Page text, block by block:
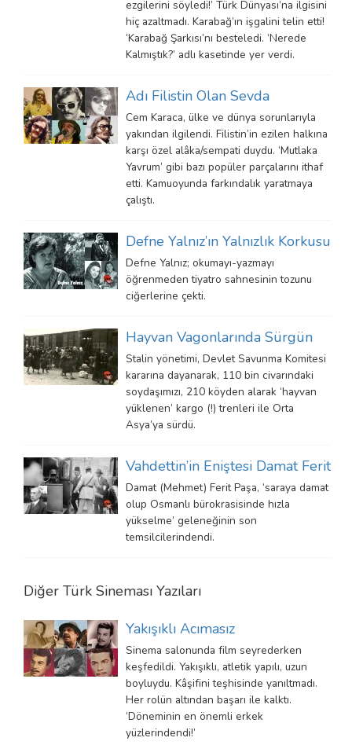
ezgilerini söyledi!’ Türk Dünyası’na ilgisini
hiç azaltmadı. Karabağ’ın işgalini telin etti!
‘Karabağ Şarkısı’nı besteledi. ‘Nerede
Kalmıştık?’ adlı kasetinde yer verdi.
Adı Filistin Olan Sevda
Cem Karaca, ülke ve dünya sorunlarıyla
yakından ilgilendi. Filistin’in ezilen halkına
karşı özel alâka/sempati duydu. ‘Mutlaka
Yavrum’ gibi bazı popüler parçalarını ithaf
etti. Kamuoyunda farkındalık yaratmaya
çalıştı.
Defne Yalnız’ın Yalnızlık Korkusu
Defne Yalnız; okumayı-yazmayı
öğrenmeden tiyatro sahnesinin tozunu
ciğerlerine çekti.
Hayvan Vagonlarında Sürgün
Stalin yönetimi, Devlet Savunma Komitesi
kararına dayanarak, 110 bin civarındaki
soydaşımızı, 210 köyden alarak ‘hayvan
yüklenen’ kargo (!) trenleri ile Orta
Asya’ya sürdü.
Vahdettin’in Eniştesi Damat Ferit
Damat (Mehmet) Ferit Paşa, ‘saraya damat
olup Osmanlı bürokrasisinde hızla
yükselme’ geleneğinin son
temsilcilerindendi.
Diğer Türk Sineması Yazıları
Yakışıklı Acımasız
Sinema salonunda film seyrederken
keşfedildi. Yakışıklı, atletik yapılı, uzun
boyluydu. Kâşifini teşhisinde yanıltmadı.
Her rolün altından başarı ile kalktı.
‘Döneminin en önemli erkek
yüzlerindendi!’